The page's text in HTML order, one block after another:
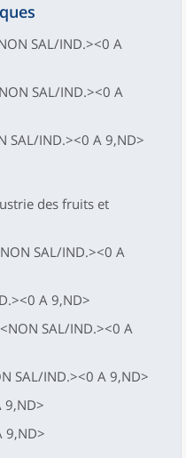
SAL/IND.><0 A
SAL/IND.><0 A
SAL/IND.><0 A 9,ND>
des fruits et
SAL/IND.><0 A
A 9,ND>
SAL/IND.><0 A
SAL/IND.><0 A 9,ND>
9,ND>
9,ND>